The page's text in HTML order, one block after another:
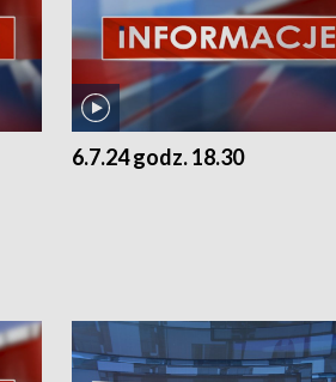
6.7.24 godz. 18.30